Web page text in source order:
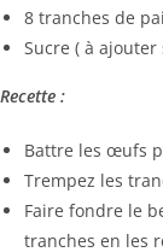
8 tranches de
Sucre ( à ajouter
Recette :
Battre les œufs
Trempez les
Faire fondre le
tranches en les